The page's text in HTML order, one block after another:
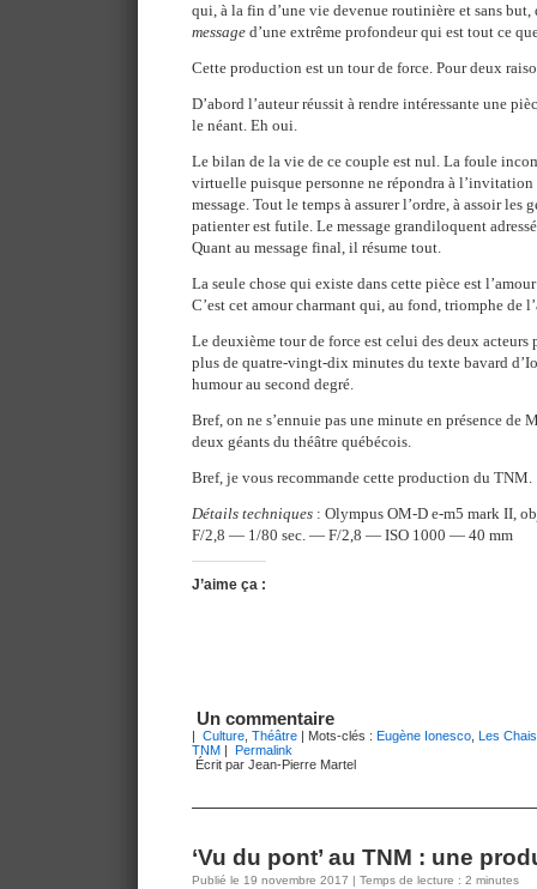
qui, à la fin d’une vie devenue routinière et sans
message d’une extrême profondeur qui est tout ce
Cette production est un tour de force. Pour deux
D’abord l’auteur réussit à rendre intéressante une
le néant. Eh oui.
Le bilan de la vie de ce couple est nul. La foule
virtuelle puisque personne ne répondra à
message. Tout le temps à assurer l’ordre, à assoir les
patienter est futile. Le message grandiloquent
Quant au message final, il résume tout.
La seule chose qui existe dans cette pièce est
C’est cet amour charmant qui, au fond, triomphe de
Le deuxième tour de force est celui des deux
plus de quatre-vingt-dix minutes du texte bavard
humour au second degré.
Bref, on ne s’ennuie pas une minute en présence de
deux géants du théâtre québécois.
Bref, je vous recommande cette production du TNM.
Détails techniques : Olympus OM-D e-m5 mark II,
F/2,8 — 1/80 sec. — F/2,8 — ISO 1000 — 40 mm
J’aime ça :
Un commentaire
Culture Théâtre | Mots-clés : Eugène Ionesco
Les
TNM
Permalink
Écrit par Jean-Pierre Martel
‘Vu du pont’ au TNM : une
Publié le 19 novembre 2017 | Temps de lecture : 2 minutes